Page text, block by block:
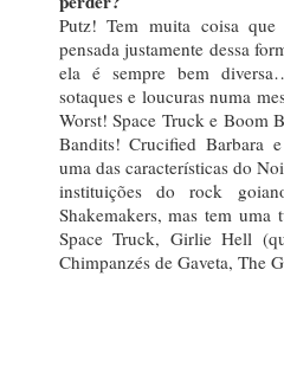
Putz! Tem muita coisa
pensada justamente dessa
ela é sempre bem
sotaques e loucuras numa
Worst! Space Truck e Boom
Bandits! Crucified Barbara
uma das características do
instituições do rock
Shakemakers, mas tem
Space Truck, Girlie Hell
Chimpanzés de Gaveta, The